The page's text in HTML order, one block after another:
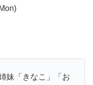
妹「きなこ」「お